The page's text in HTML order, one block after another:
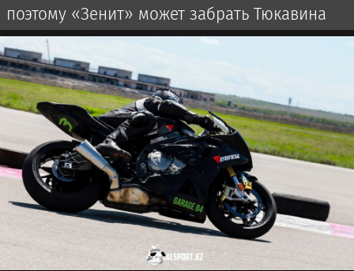
поэтому «Зенит» может забрать Тюкавина